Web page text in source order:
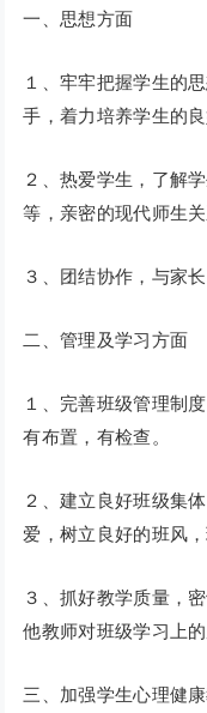
一、思想方面
１、牢牢把握学生的
手，着力培养学生的良
２、热爱学生，了解
等，亲密的现代师生关
３、团结协作，与家
二、管理及学习方面
１、完善班级管理制
有布置，有检查。
２、建立良好班级集
爱，树立良好的班风
３、抓好教学质量，
他教师对班级学习上
三、加强学生心理健